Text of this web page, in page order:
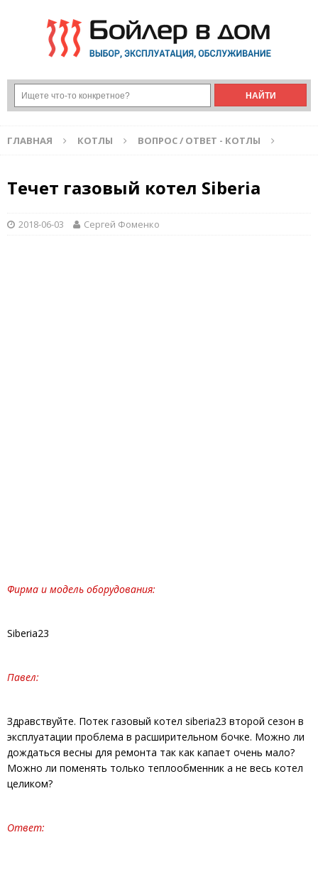
ГЛАВНАЯ КОТЛЫ ВОПРОС / ОТВЕТ - КОТЛЫ
Течет газовый котел Siberia
2018-06-03 Сергей Фоменко
Фирма и модель оборудования:
Siberia23
Павел:
Здравствуйте. Потек газовый котел siberia23 второй сезон в
эксплуатации проблема в расширительном бочке. Можно ли
дождаться весны для ремонта так как капает очень мало?
Можно ли поменять только теплообменник а не весь котел
целиком?
Ответ: